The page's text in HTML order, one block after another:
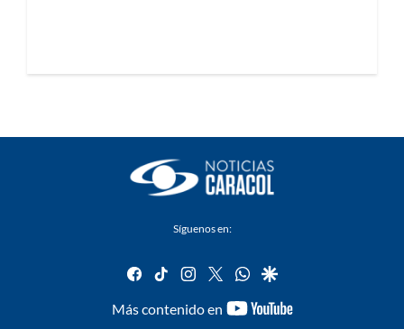
Síguenos en:
facebook
tiktok instagram
twitterwhatsapp
google
Más contenido en
youtube-